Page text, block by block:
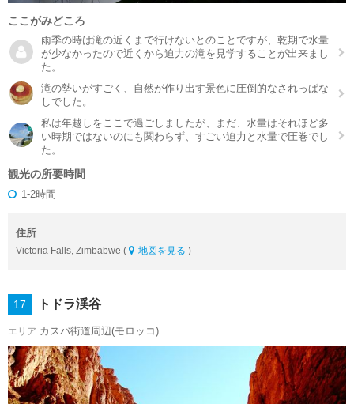
ここがみどころ
雨季の時は滝の近くまで行けないとのことですが、乾期で水量
が少なかったので近くから迫力の滝を見学することが出来まし
た。
滝の勢いがすごく、自然が作り出す景色に圧倒的なされっぱな
しでした。
私は年越しをここで過ごしましたが、まだ、水量はそれほど多
い時期ではないのにも関わらず、すごい迫力と水量で圧巻でし
た。
観光の所要時間
1-2時間
住所
Victoria Falls, Zimbabwe ( 地図を見る )
17 トドラ渓谷
エリア カスバ街道周辺(モロッコ)